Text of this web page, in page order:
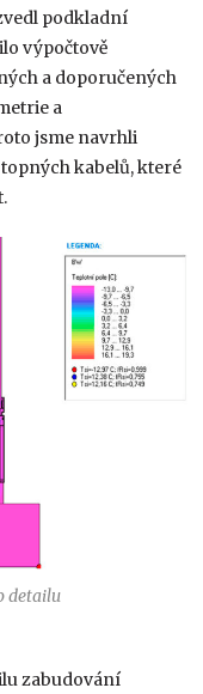
podkladní
výpočtově
a doporučených
a
jsme navrhli
kabelů, které
detailu
zabudování